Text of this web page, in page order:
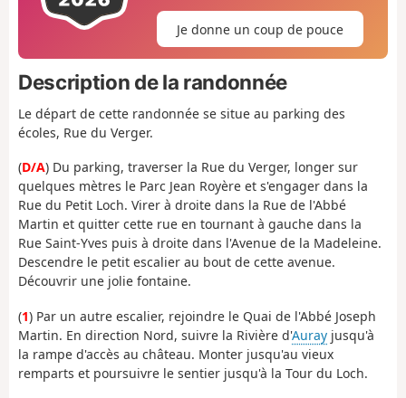
Je donne un coup de pouce
Description de la randonnée
Le départ de cette randonnée se situe au parking des
écoles, Rue du Verger.
(D/A) Du parking, traverser la Rue du Verger, longer sur
quelques mètres le Parc Jean Royère et s'engager dans la
Rue du Petit Loch. Virer à droite dans la Rue de l'Abbé
Martin et quitter cette rue en tournant à gauche dans la
Rue Saint-Yves puis à droite dans l'Avenue de la Madeleine.
Descendre le petit escalier au bout de cette avenue.
Découvrir une jolie fontaine.
(1) Par un autre escalier, rejoindre le Quai de l'Abbé Joseph
Martin. En direction Nord, suivre la Rivière d'Auray jusqu'à
la rampe d'accès au château. Monter jusqu'au vieux
remparts et poursuivre le sentier jusqu'à la Tour du Loch.